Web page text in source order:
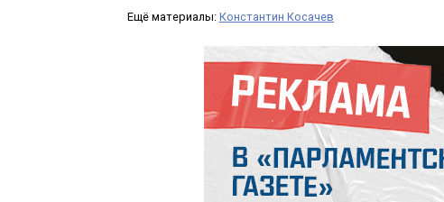
Ещё материалы: Константин Косачев